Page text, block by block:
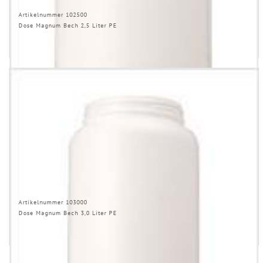
Artikelnummer 102500
Dose Magnum Bech 2,5 Liter PE
Artikelnummer 103000
Dose Magnum Bech 3,0 Liter PE